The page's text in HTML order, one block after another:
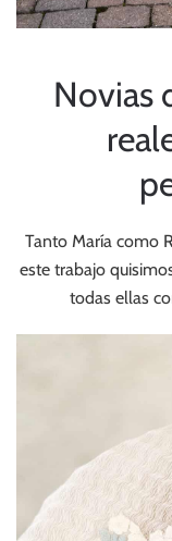
Novias
Tanto María como
este trabajo
todas ellas